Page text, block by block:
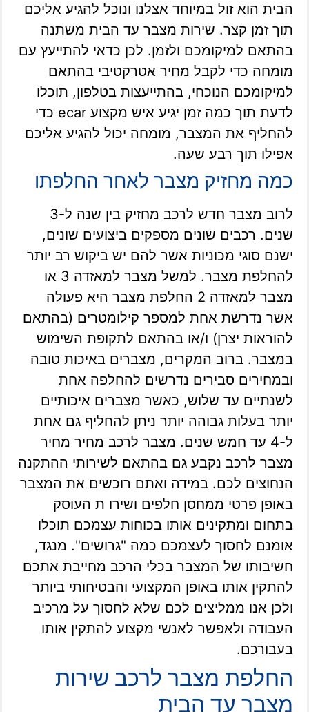
הבית הוא זול במיוחד אצלנו ונוכל להגיע אליכם
תוך זמן קצר. שירות מצבר עד הבית משתנה
בהתאם למיקומכם ולזמן. לכן כדאי להתייעץ עם
מומחה כדי לקבל מחיר אטרקטיבי בהתאם
למיקומכם הנוכחי, בהתייעצות בטלפון, תוכלו
לדעת תוך כמה זמן יגיע איש מקצוע ecar כדי
להחליף את המצבר, מומחה יכול להגיע אליכם
אפילו תוך רבע שעה.
כמה מחזיק מצבר לאחר החלפתו
לרוב מצבר חדש לרכב מחזיק בין שנה ל-3
שנים. רכבים שונים מספקים ביצועים שונים,
ישנם סוגי מכוניות אשר להם יש ביקוש רב יותר
להחלפת מצבר. למשל מצבר למאזדה 3 או
מצבר למאזדה 2 החלפת מצבר היא פעולה
אשר נדרשת אחת למספר קילומטרים (בהתאם
להוראות יצרן) ו/או בהתאם לתקופת השימוש
במצבר. ברוב המקרים, מצברים באיכות טובה
ובמחירים סבירים נדרשים להחלפה אחת
לשנתיים עד שלוש, כאשר מצברים איכותיים
יותר בעלות גבוהה יותר ניתן להחליף גם אחת
ל-4 עד חמש שנים. מצבר לרכב מחיר מחיר
מצבר לרכב נקבע גם בהתאם לשירותי ההתקנה
הנחוצים לכם. במידה ואתם רוכשים את המצבר
באופן פרטי ממחסן חלפים ושירו ת העוסק
בתחום ומתקינים אותו בכוחות עצמכם תוכלו
אומנם לחסוך לעצמכם כמה "גרושים". מנגד,
חשיבותו של המצבר בכלי הרכב מחייבת אתכם
להתקין אותו באופן המקצועי והבטיחותי ביותר
ולכן אנו ממליצים לכם שלא לחסוך על מרכיב
העבודה ולאפשר לאנשי מקצוע להתקין אותו
בעבורכם.
החלפת מצבר לרכב שירות
מצבר עד הבית